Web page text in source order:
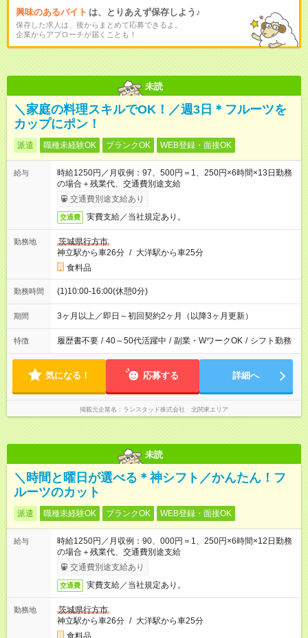
興味のあるバイト は、とりあえず保存しよう♪
保存した求人は、後からまとめて応募できるよ。
企業からアプローチが届くことも！
未読
＼家庭の料理スキルでOK！／週3日＊フルーツを
カップにポン！
派遣 職種未経験OK ブランクOK WEB登録・面接OK
給与
時給1250円／月収例：97、500円＝1、250円×6時間×13日勤務
の場合＋残業代、交通費別途支給
交通費別途支給あり
交通費 実費支給／当社規定あり。
勤務地
茨城県行方市
神立駅から車26分 / 大洋駅から車25分
食料品
勤務時間 (1)10:00-16:00(休憩0分)
期間 3ヶ月以上／即日～初回契約2ヶ月（以降3ヶ月更新）
特徴 履歴書不要 / 40～50代活躍中 / 副業・WワークOK / シフト勤務
気になる！ 応募する 詳細へ
掲載元企業名 ランスタッド株式会社 北関東エリア
未読
＼時間と曜日が選べる＊神シフト／かんたん！フ
ルーツのカット
派遣 職種未経験OK ブランクOK WEB登録・面接OK
給与
時給1250円／月収例：90、000円＝1、250円×6時間×12日勤務
の場合＋残業代、交通費別途支給
交通費別途支給あり
交通費 実費支給／当社規定あり。
勤務地
茨城県行方市
神立駅から車26分 / 大洋駅から車25分
食料品